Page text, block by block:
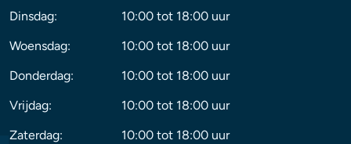
Dinsdag:
10:00 tot 18:00 uur
Woensdag:
10:00 tot 18:00 uur
Donderdag:
10:00 tot 18:00 uur
Vrijdag:
10:00 tot 18:00 uur
Zaterdag:
10:00 tot 18:00 uur